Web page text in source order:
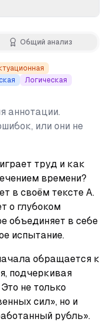
Общий анализ
Логическая
аннотации.
или они не
труд и как
времени?
в своём тексте А.
о глубоком
объединяет в себе
испытание.
обращается к
подчеркивая
не только
сил», но и
рубль».